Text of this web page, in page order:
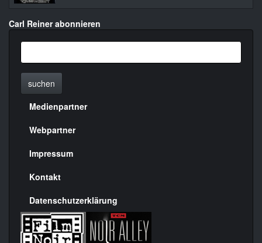
Carl Reiner abonnieren
suchen
Menülinks
rechte
Seite
Medienpartner
Webpartner
Impressum
Kontakt
Datenschutzerklärung